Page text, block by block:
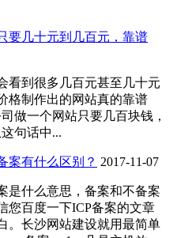
要几十元到几百元，靠谱
看到很多几百元甚至几十元
格制作出的网站真的靠谱
做一个网站只要几百块钱，
句话中...
案有什么区别？ 2017-11-07
是什么意思，备案和不备案
您百度一下ICP备案的文章
。长沙网站建设就用最简单